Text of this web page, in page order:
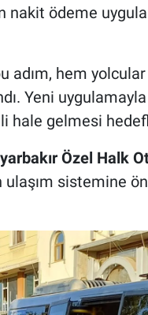
nakit ödeme
adım, hem
Yeni
hale gelmesi
Özel Halk
ulaşım sistemine